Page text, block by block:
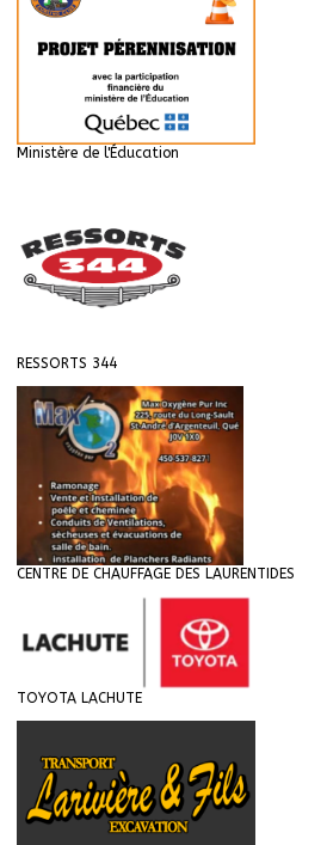
Ministère de l'Éducation
RESSORTS 344
CENTRE DE CHAUFFAGE DES LAURENTIDES
TOYOTA LACHUTE